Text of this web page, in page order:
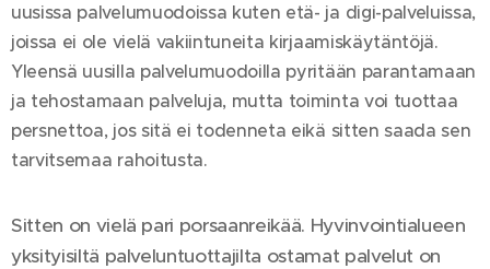
uusissa palvelumuodoissa kuten etä- ja digi-palveluissa,
joissa ei ole vielä vakiintuneita kirjaamiskäytäntöjä.
Yleensä uusilla palvelumuodoilla pyritään parantamaan
ja tehostamaan palveluja, mutta toiminta voi tuottaa
persnettoa, jos sitä ei todenneta eikä sitten saada sen
tarvitsemaa rahoitusta.
Sitten on vielä pari porsaanreikää. Hyvinvointialueen
yksityisiltä palveluntuottajilta ostamat palvelut on